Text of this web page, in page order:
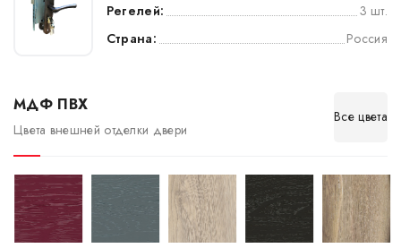
Регелей:
3 шт.
Страна:
Россия
МДФ ПВХ
Цвета внешней отделки двери
Все цвета